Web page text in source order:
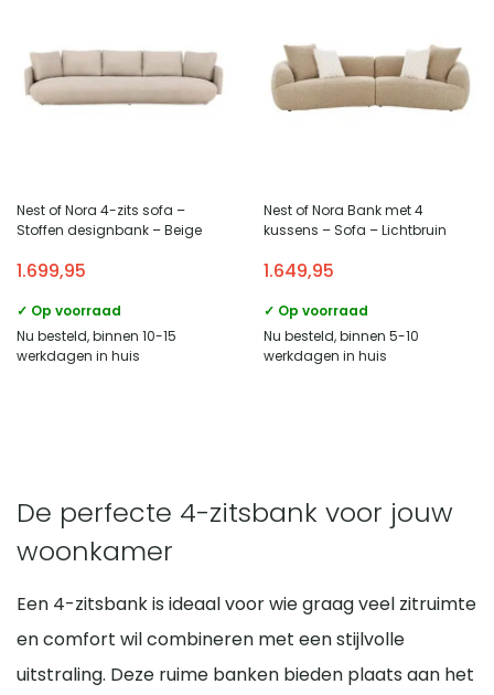
Nest of Nora 4-zits sofa –
Stoffen designbank – Beige
1.699,95
✓ Op voorraad
Nu besteld, binnen 10-15
werkdagen in huis
Nest of Nora Bank met 4
kussens – Sofa – Lichtbruin
1.649,95
✓ Op voorraad
Nu besteld, binnen 5-10
werkdagen in huis
De perfecte 4-zitsbank voor jouw
woonkamer
Een 4-zitsbank is ideaal voor wie graag veel zitruimte
en comfort wil combineren met een stijlvolle
uitstraling. Deze ruime banken bieden plaats aan het